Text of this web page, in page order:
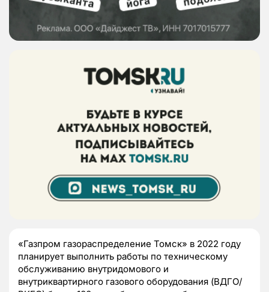
«Газпром газораспределение Томск» в 2022 году
планирует выполнить работы по техническому
обслуживанию внутридомового и
внутриквартирного газового оборудования (ВДГО/